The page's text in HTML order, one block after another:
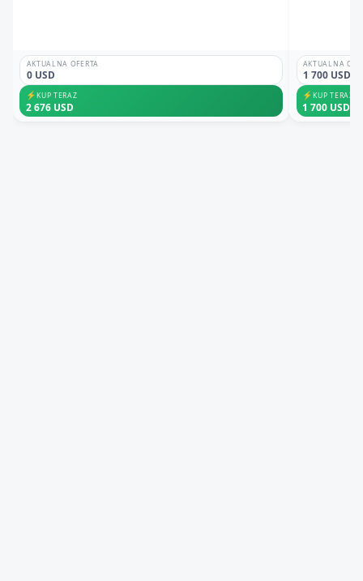
AKTUALNA OFERTA
0 USD
⚡KUP TERAZ
2 676 USD
AKTUALNA
1 700 USD
⚡KUP TERAZ
1 700 USD